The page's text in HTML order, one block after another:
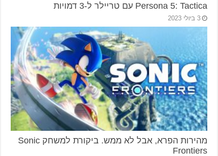
Persona 5: Tactica עם טריילר ל-3 דמויות
3 ביולי 2023
מהירות הפרא, אבל לא ממש. ביקורת למשחק Sonic
Frontiers